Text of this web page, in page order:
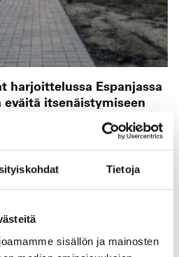
Tietoja
sisällön ja mainosten
harjoittelussa Espanjassa
itsenäistymiseen